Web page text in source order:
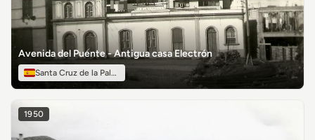
Avenida del Puente - Antigua casa Electrón
Santa Cruz de la Palma
1950